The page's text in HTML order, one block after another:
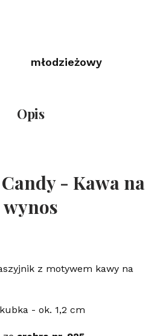
młodzieżowy
Opis
- Kawa na
wynos
z motywem kawy na
- ok. 1,2 cm